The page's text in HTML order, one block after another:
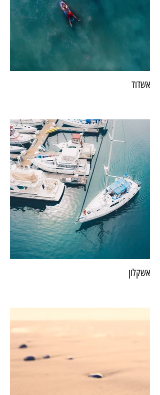
אשדוד
אשקלון